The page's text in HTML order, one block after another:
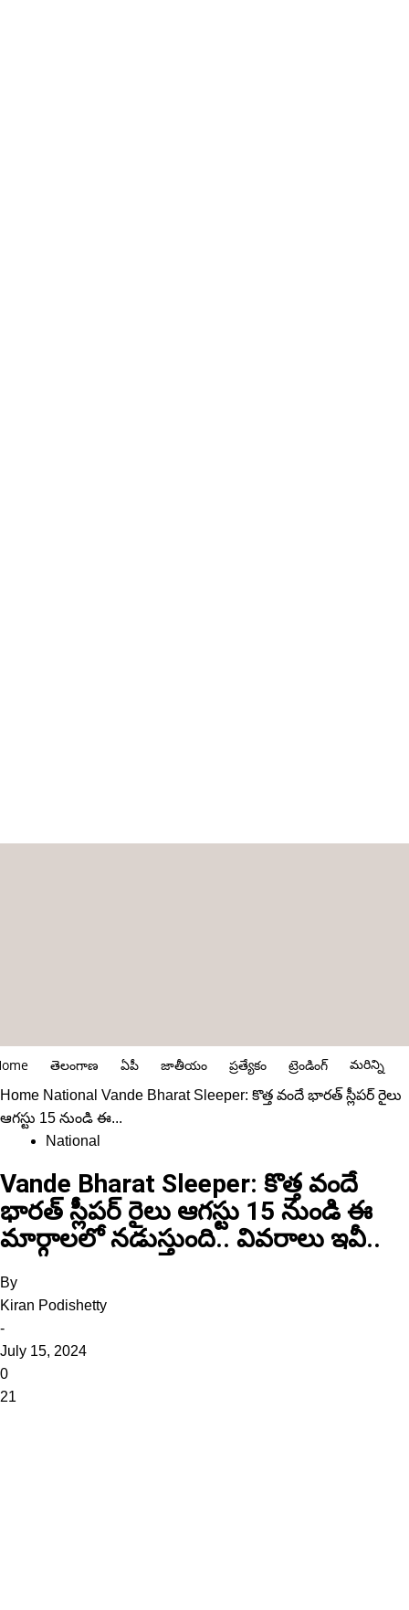
తెలంగాణ ఏపీ జాతీయం ప్రత్యేకం ట్రెండింగ్ మరిన్ని
Home National Vande Bharat Sleeper: కొత్త వందే భారత్ స్లీపర్ రైలు
ఆగస్టు 15 నుండి ఈ...
National
Vande Bharat Sleeper: కొత్త వందే
భారత్ స్లీపర్ రైలు ఆగస్టు 15 నుండి ఈ
మార్గాలలో నడుస్తుంది.. వివరాలు ఇవీ..
By
Kiran Podishetty
-
July 15, 2024
0
21